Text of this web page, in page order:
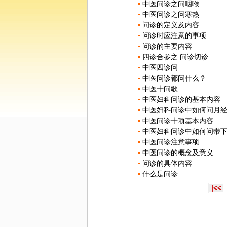
中医问诊之问咽喉
中医问诊之问寒热
问诊的定义及内容
问诊时应注意的事项
问诊的主要内容
四诊合参之 问诊切诊
中医四诊问
中医问诊都问什么？
中医十问歌
中医妇科问诊的基本内容
中医妇科问诊中如何问月
中医问诊十项基本内容
中医妇科问诊中如何问带
中医问诊注意事项
中医问诊的概念及意义
问诊的具体内容
什么是问诊
|<<